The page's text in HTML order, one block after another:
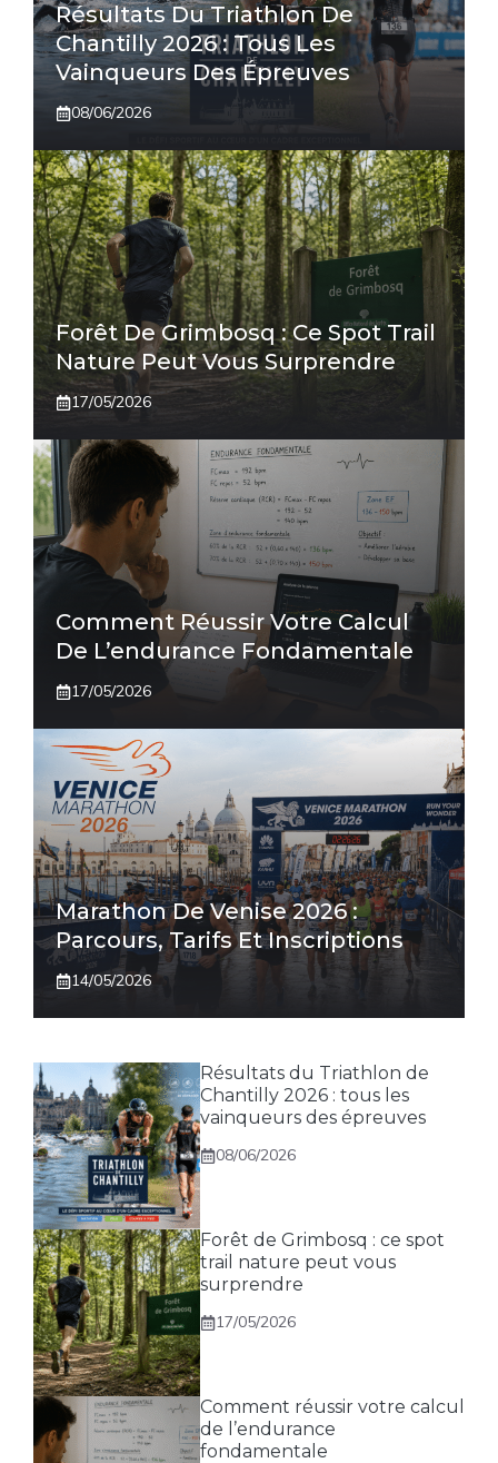
Résultats Du Triathlon De
Chantilly 2026 : Tous Les
Vainqueurs Des Épreuves
08/06/2026
Forêt De Grimbosq : Ce Spot Trail
Nature Peut Vous Surprendre
17/05/2026
Comment Réussir Votre Calcul
De L’endurance Fondamentale
17/05/2026
Marathon De Venise 2026 :
Parcours, Tarifs Et Inscriptions
14/05/2026
Résultats du Triathlon de
Chantilly 2026 : tous les
vainqueurs des épreuves
08/06/2026
Forêt de Grimbosq : ce spot
trail nature peut vous
surprendre
17/05/2026
Comment réussir votre calcul
de l’endurance
fondamentale